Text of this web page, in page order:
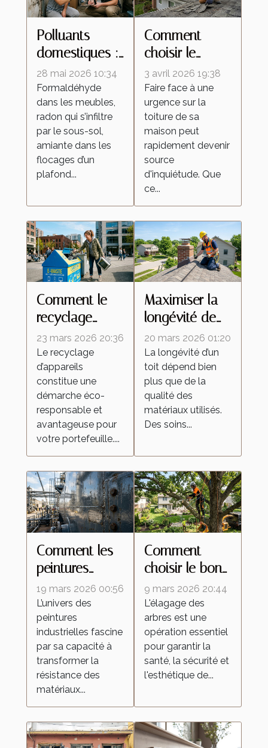
Polluants
domestiques :
à quel
moment faut-il
contacter un
professionnel ?
28 mai 2026 10:34
Formaldéhyde
dans les meubles,
radon qui s’infiltre
par le sous-sol,
amiante dans les
flocages d’un
plafond...
Comment
choisir le
meilleur
service de
réparation
d'urgence pour
votre toiture ?
3 avril 2026 19:38
Faire face à une
urgence sur la
toiture de sa
maison peut
rapidement devenir
source
d'inquiétude. Que
ce...
Comment le
recyclage
d'appareils
peut
dynamiser
votre budget ?
23 mars 2026 20:36
Le recyclage
d’appareils
constitue une
démarche éco-
responsable et
avantageuse pour
votre portefeuille....
Maximiser la
longévité de
votre toit
grâce à des
soins
professionnels
20 mars 2026 01:20
La longévité d’un
toit dépend bien
plus que de la
qualité des
matériaux utilisés.
Des soins...
Comment les
peintures
industrielles
améliorent la
durabilité des
matériaux ?
19 mars 2026 00:56
L’univers des
peintures
industrielles fascine
par sa capacité à
transformer la
résistance des
matériaux...
Comment
choisir le bon
professionnel
pour vos
travaux
d'élagage ?
9 mars 2026 20:44
L'élagage des
arbres est une
opération essentiel
pour garantir la
santé, la sécurité et
l'esthétique de...